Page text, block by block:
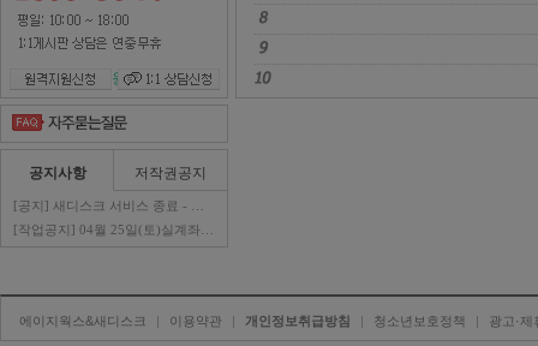
원격지원신청 1대1 상담신청
공지사항 저작권공지
에이지웍스&새디스크 | 이용약관 | 개인정보취급방침 | 청소년보호정책 | 광고·제